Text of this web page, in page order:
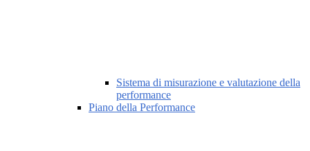
Sistema di misurazione e valutazione della
performance
Piano della Performance